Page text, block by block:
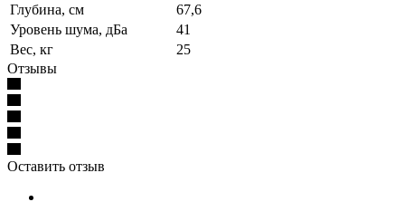
Глубина, см
67,6
Уровень шума, дБа
41
Вес, кг
25
Отзывы
Оставить отзыв